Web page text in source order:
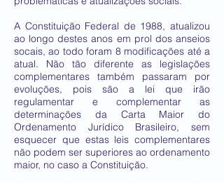
A Constituição Federal de 1988, atualizou
ao longo destes anos em prol dos anseios
socais, ao todo foram 8 modificações até a
atual. Não tão diferente as legislações
complementares também passaram por
evoluções, pois são a lei que irão
regulamentar e complementar as
determinações da Carta Maior do
Ordenamento Jurídico Brasileiro, sem
esquecer que estas leis complementares
não podem ser superiores ao ordenamento
maior, no caso a Constituição.